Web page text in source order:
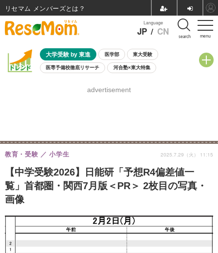
menu
Language
JP / CN search
大学受験 by 東進 医学部 東大受験
医専予備校徹底リサーチ 河合塾×東大特集
8月開催学校説明会・相談会
advertisement
【中学受験2026】日能研「予想R4偏差値一
覧」首都圏・関西7月版＜PR＞ 2枚目の写真・
画像
教育・受験 小学生 2025.7.29（火） 11:15
リセマム メンバーズ